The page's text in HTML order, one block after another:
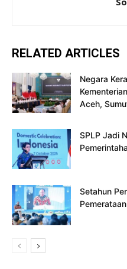
RELATED ARTICLES
Negara
Aceh,
SPLP Jadi
Setahun